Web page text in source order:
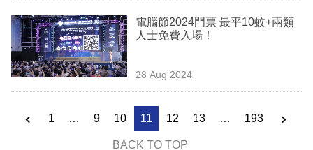
電腦節2024門票 最平10蚊+兩類
人士免費入場！
28 Aug 2024
1 … 9 10 11 12 13 … 193
BACK TO TOP